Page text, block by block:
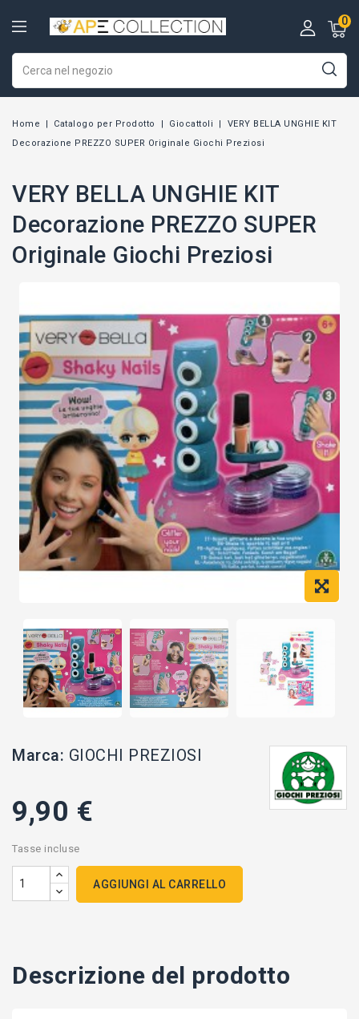
0
Home Catalogo per Prodotto Giocattoli
VERY BELLA UNGHIE KIT
Decorazione PREZZO SUPER Originale Giochi Preziosi
VERY BELLA UNGHIE KIT
Decorazione PREZZO SUPER
Originale Giochi Preziosi
Marca: GIOCHI PREZIOSI
9,90 €
Tasse incluse
AGGIUNGI AL CARRELLO
Descrizione del prodotto